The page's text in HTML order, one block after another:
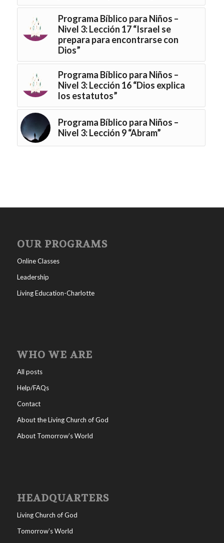
Programa Bíblico para Niños –
Nivel 3: Lección 17 “Israel se
prepara para encontrarse con
Dios”
Programa Bíblico para Niños –
Nivel 3: Lección 16 “Dios explica
los estatutos”
Programa Bíblico para Niños –
Nivel 3: Lección 9 “Abram”
OUR PROGRAMS
Online Classes
Leadership
Living Education-Charlotte
WHO WE ARE
All posts
Help/FAQs
Contact
About the Living Church of God
About Tomorrow’s World
HEADQUARTERS
Living Church of God
Tomorrow’s World